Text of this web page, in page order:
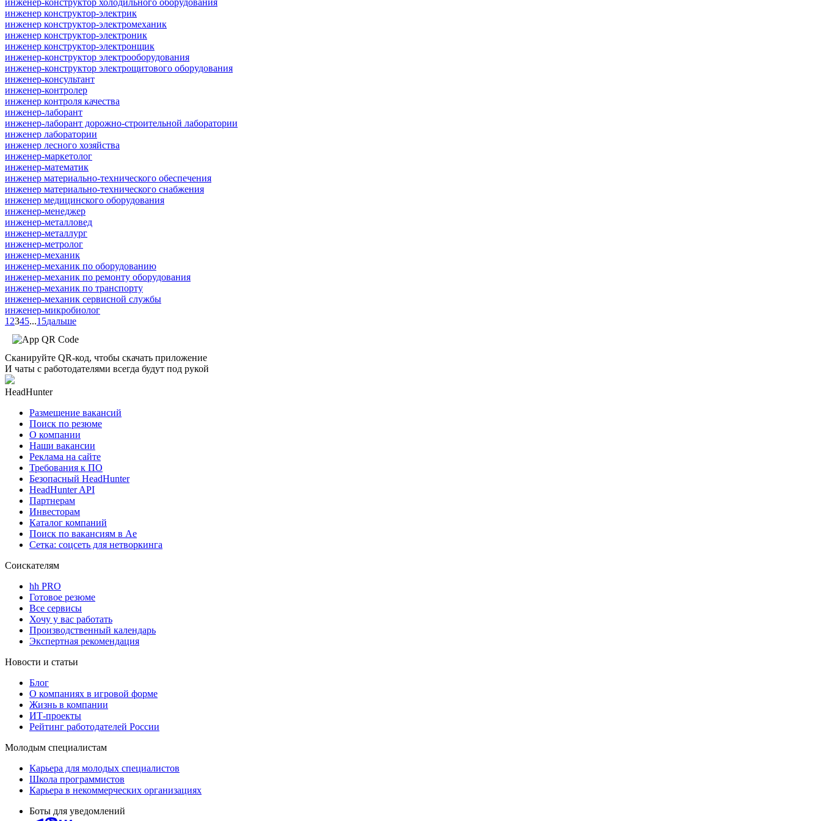
инженер конструктор-электрик
инженер конструктор-электромеханик
инженер конструктор-электроник
инженер конструктор-электронщик
инженер-конструктор электрооборудования
инженер-конструктор электрощитового оборудования
инженер-консультант
инженер-контролер
инженер контроля качества
инженер-лаборант
инженер-лаборант дорожно-строительной лаборатории
инженер лаборатории
инженер лесного хозяйства
инженер-маркетолог
инженер-математик
инженер материально-технического обеспечения
инженер материально-технического снабжения
инженер медицинского оборудования
инженер-менеджер
инженер-металловед
инженер-металлург
инженер-метролог
инженер-механик
инженер-механик по оборудованию
инженер-механик по ремонту оборудования
инженер-механик по транспорту
инженер-механик сервисной службы
инженер-микробиолог
1 2345...15дальше
Сканируйте QR-код, чтобы скачать приложение
И чаты с работодателями всегда будут под рукой
HeadHunter
Размещение вакансий
Поиск по резюме
О компании
Наши вакансии
Реклама на сайте
Требования к ПО
Безопасный HeadHunter
HeadHunter API
Партнерам
Инвесторам
Каталог компаний
Поиск по вакансиям в Ае
Сетка: соцсеть для нетворкинга
Соискателям
hh PRO
Готовое резюме
Все сервисы
Хочу у вас работать
Производственный календарь
Экспертная рекомендация
Новости и статьи
Блог
О компаниях в игровой форме
Жизнь в компании
ИТ-проекты
Рейтинг работодателей России
Молодым специалистам
Карьера для молодых специалистов
Школа программистов
Карьера в некоммерческих организациях
Боты для уведомлений